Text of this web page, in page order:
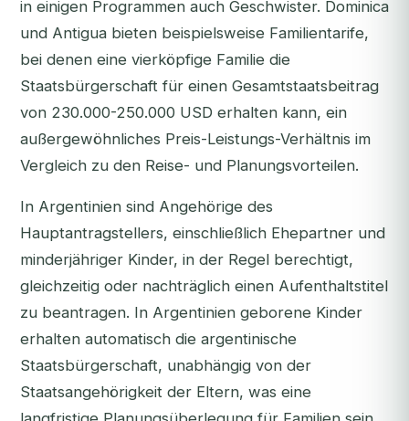
in einigen Programmen auch Geschwister. Dominica
und Antigua bieten beispielsweise Familientarife,
bei denen eine vierköpfige Familie die
Staatsbürgerschaft für einen Gesamtstaatsbeitrag
von 230.000-250.000 USD erhalten kann, ein
außergewöhnliches Preis-Leistungs-Verhältnis im
Vergleich zu den Reise- und Planungsvorteilen.
In Argentinien sind Angehörige des
Hauptantragstellers, einschließlich Ehepartner und
minderjähriger Kinder, in der Regel berechtigt,
gleichzeitig oder nachträglich einen Aufenthaltstitel
zu beantragen. In Argentinien geborene Kinder
erhalten automatisch die argentinische
Staatsbürgerschaft, unabhängig von der
Staatsangehörigkeit der Eltern, was eine